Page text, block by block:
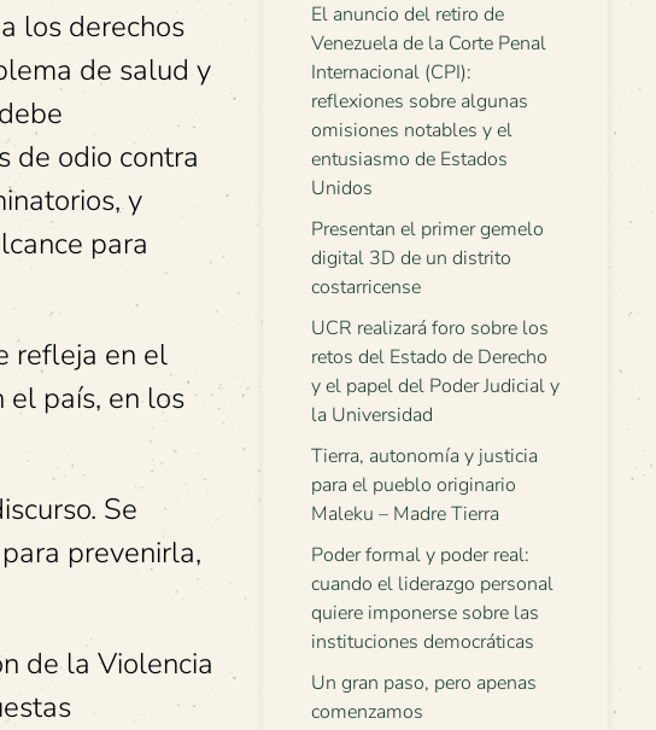
los derechos
de salud y
de odio contra
y
para
refleja en el
el país, en los
Se
prevenirla,
de la Violencia
El anuncio del retiro de
Venezuela de la Corte Penal
Internacional (CPI):
reflexiones sobre algunas
omisiones notables y el
entusiasmo de Estados
Unidos
Presentan el primer gemelo
digital 3D de un distrito
costarricense
UCR realizará foro sobre los
retos del Estado de Derecho
y el papel del Poder Judicial y
la Universidad
Tierra, autonomía y justicia
para el pueblo originario
Maleku – Madre Tierra
Poder formal y poder real:
cuando el liderazgo personal
quiere imponerse sobre las
instituciones democráticas
Un gran paso, pero apenas
comenzamos